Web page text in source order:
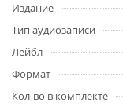
Издание
Тип аудиозаписи
Лейбл
Формат
Кол-во в комплекте